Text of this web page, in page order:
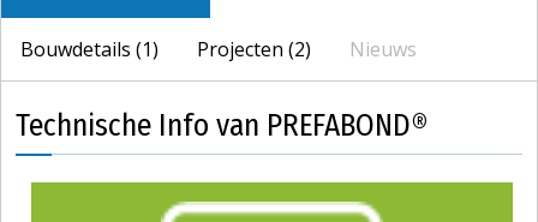
Bouwdetails (1) Projecten (2) Nieuws
Technische Info van PREFABOND®